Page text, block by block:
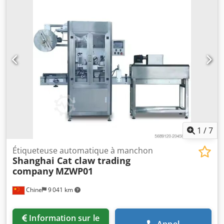
synchronisé de plusieurs vérins. Parfaites pour les
applications nécessitant un levage synchronisé ou des
mouvements multi-points contrôlés. Cjdpfoy N Rm Hsx
Andsha Flexibles Hydrauliques Haute Pression • 12 ×
Enerpac Hose 199510722 – 30 mètres chacun Flexibles
thermoplastiques industriels 10 000 psi (700 bar), adaptés
aux configurations hydrauliques sur longue distance.
Coupleurs Hydrauliques • 30 × Enerpac CH604 (Coupleur
mâle, 3/8" NPTF, 10 000 psi) • 24 × Enerpac CH604 (Unités
supplémentaires) Total : 54 coupleurs Connecteurs rapides
1 /7
Chine 9 041 km
Étiqueteuse automatique à manchon
Shanghai Cat claw trading
company MZWP01